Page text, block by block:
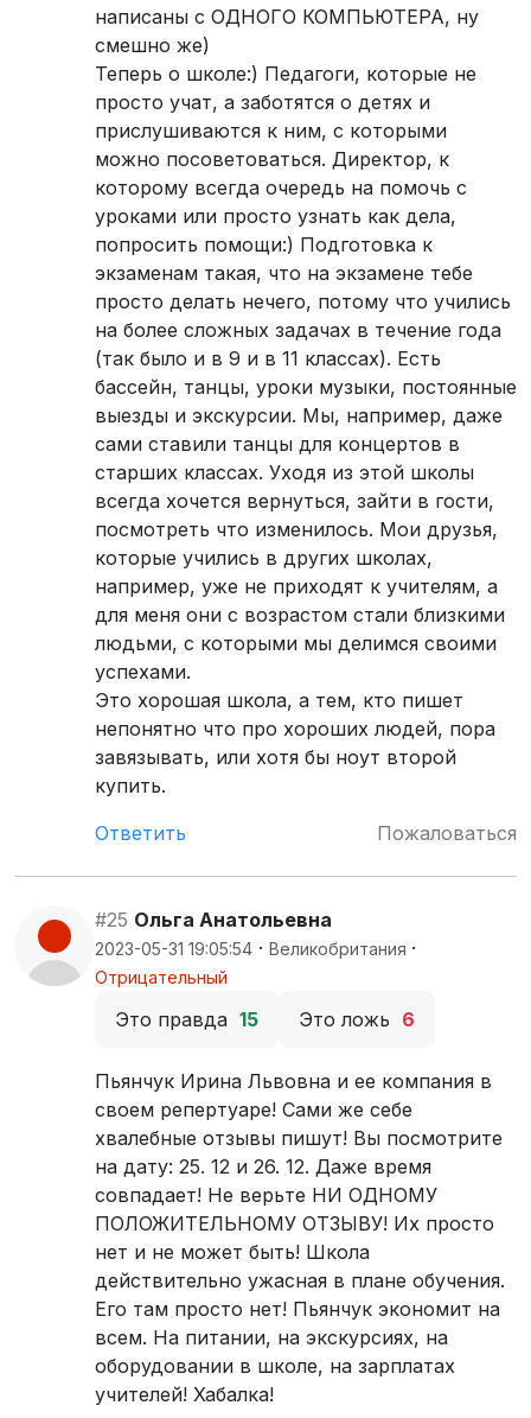
написаны с ОДНОГО КОМПЬЮТЕРА, ну
смешно же)
Теперь о школе:) Педагоги, которые не
просто учат, а заботятся о детях и
прислушиваются к ним, с которыми
можно посоветоваться. Директор, к
которому всегда очередь на помочь с
уроками или просто узнать как дела,
попросить помощи:) Подготовка к
экзаменам такая, что на экзамене тебе
просто делать нечего, потому что учились
на более сложных задачах в течение года
(так было и в 9 и в 11 классах). Есть
бассейн, танцы, уроки музыки, постоянные
выезды и экскурсии. Мы, например, даже
сами ставили танцы для концертов в
старших классах. Уходя из этой школы
всегда хочется вернуться, зайти в гости,
посмотреть что изменилось. Мои друзья,
которые учились в других школах,
например, уже не приходят к учителям, а
для меня они с возрастом стали близкими
людьми, с которыми мы делимся своими
успехами.
Это хорошая школа, а тем, кто пишет
непонятно что про хороших людей, пора
завязывать, или хотя бы ноут второй
купить.
Ответить
Пожаловаться
#25 Ольга Анатольевна
2023-05-31 19:05:54 · Великобритания ·
Отрицательный
Это правда 15 Это ложь 6
Пьянчук Ирина Львовна и ее компания в
своем репертуаре! Сами же себе
хвалебные отзывы пишут! Вы посмотрите
на дату: 25. 12 и 26. 12. Даже время
совпадает! Не верьте НИ ОДНОМУ
ПОЛОЖИТЕЛЬНОМУ ОТЗЫВУ! Их просто
нет и не может быть! Школа
действительно ужасная в плане обучения.
Его там просто нет! Пьянчук экономит на
всем. На питании, на экскурсиях, на
оборудовании в школе, на зарплатах
учителей! Хабалка!